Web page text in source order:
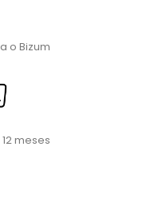
o Bizum
meses